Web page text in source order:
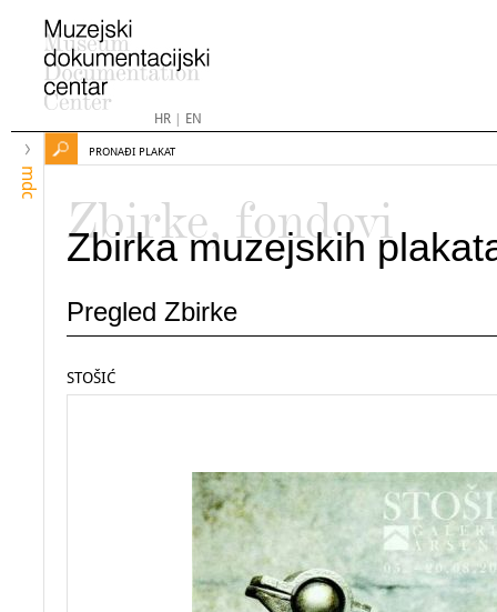
HR| EN
mdc
PRONAĐI PLAKAT
Zbirke, fondovi
Zbirka muzejskih
Pregled Zbirke
STOŠIĆ